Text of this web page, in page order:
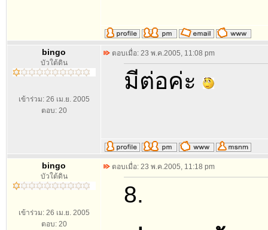
bingo
บัวใต้ดิน
เข้าร่วม: 26 เม.ย. 2005
ตอบ: 20
ตอบเมื่อ: 23 พ.ค.2005, 11:08 pm
มีต่อค่ะ
bingo
บัวใต้ดิน
เข้าร่วม: 26 เม.ย. 2005
ตอบ: 20
ตอบเมื่อ: 23 พ.ค.2005, 11:18 pm
8.